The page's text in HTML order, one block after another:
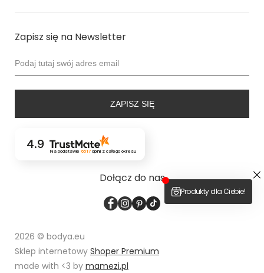
Zapisz się na Newsletter
ZAPISZ SIĘ
4.9
Na podstawie 6517opinii z całego okresu
Dołącz do nas
2026 © bodya.eu
Sklep internetowy Shoper Premium
made with <3 by mamezi.pl